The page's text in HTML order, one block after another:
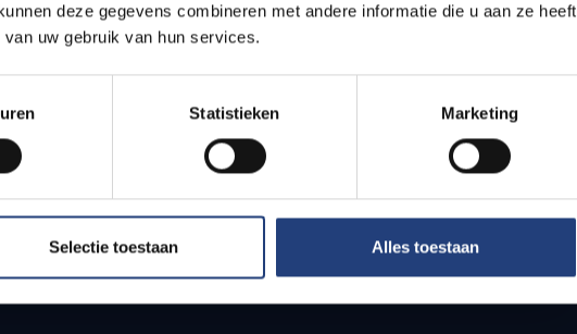
deze gegevens combineren met andere informatie die u aan ze heeft
uw gebruik van hun services.
Statistieken Marketing
Selectie toestaan Alles toestaan
you encountered the error.
aan-de-vub/alle-opleidingen